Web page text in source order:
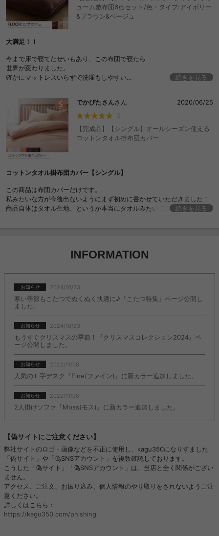
ューム敷布団6点セット/色・タイプ:アイボリー
&ブラウン&ベージュ
大満足！！
今まで床で寝てたせいもあり、この布団で寝たら
世界が変わりました。
確かにマットレスいらずで洗濯もしやすい
続きを見る
でかぴたさんさん
2020/06/25
5
【完成品】【シングル】オールシーズン使える
コットンタオル掛布団カバー
コットンタオル掛布団カバー【シングル】
この商品は布団カバーだけです。
私みたいな方が今後出ないようにまず初めに書かせていただきました！
商品自体はタオル生地、というか本当にタオルみたいで気持ちいいで
続きを見る
INFORMATION
お知らせ 2024/10/23
寒い季節もこたつでぬくぬく快適に♪『こたつ特集』ページ公開し
ました。
お知らせ 2024/10/23
もうすぐクリスマスの季節！『クリスマスコレクション2024』ペ
ージ公開しました。
お知らせ 2022/11/08
人気のＬ字デスク『Fine(ファイン)』に新カラー追加しました。
お知らせ 2022/11/08
2人掛けソファ『Moss(モス)』に新カラー追加しました。
【偽サイトにご注意ください】
弊社サイトのロゴ・画像などを不正に使用し、kagu350になりすました
「偽サイト」や「偽SNSアカウント」を複数確認しております。
こうした「偽サイト」「偽SNSアカウント」は、当店と全く関係がござい
ません。
アクセス、ご注文、お振り込み、個人情報のやり取りをされないようご注
意ください。
詳しくはこちら：
https://kagu350.com/phishing